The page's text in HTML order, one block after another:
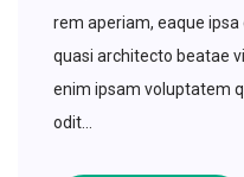
rem aperiam, eaque
quasi architecto beatae
enim ipsam voluptatem
odit...